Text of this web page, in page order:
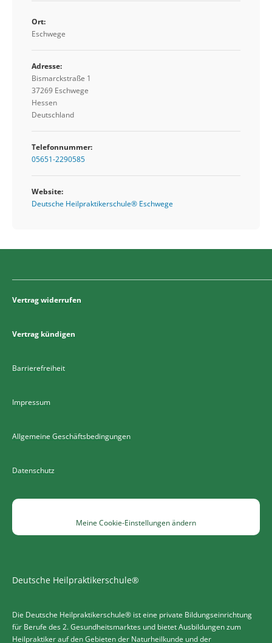
Ort:
Eschwege
Adresse:
Bismarckstraße 1
37269 Eschwege
Hessen
Deutschland
Telefonnummer:
05651-2290585
Website:
Deutsche Heilpraktikerschule® Eschwege
Vertrag widerrufen
Vertrag kündigen
Barrierefreiheit
Impressum
Allgemeine Geschäftsbedingungen
Datenschutz
Meine Cookie-Einstellungen ändern
Deutsche Heilpraktikerschule®
Die Deutsche Heilpraktikerschule® ist eine private Bildungseinrichtung
für Berufe des 2. Gesundheitsmarktes und bietet Ausbildungen zum
Heilpraktiker auf den Gebieten der Naturheilkunde und der